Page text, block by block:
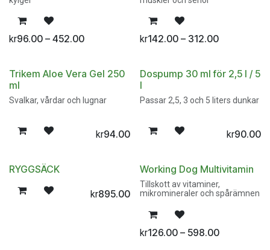
kr96.00 – 452.00 kr142.00 – 312.00
Trikem Aloe Vera Gel 250
ml
Svalkar, vårdar och lugnar
kr94.00
Dospump 30 ml för 2,5 l / 5
l
Passar 2,5, 3 och 5 liters dunkar
kr90.00
RYGGSÄCK
kr895.00
Working Dog Multivitamin
Tillskott av vitaminer,
mikromineraler och spårämnen
kr126.00 – 598.00